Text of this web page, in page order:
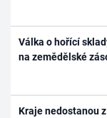
Válka o hořící
na zemědělské
Kraje nedostanou